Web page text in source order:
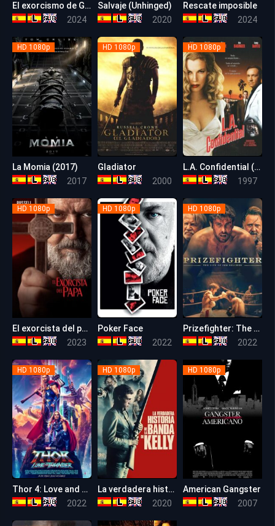
El exorcismo de Georgetown
2024
6.1
Salvaje (Unhinged)
2020
Rescate imposible
2024
5.9
HD 1080p
La Momia (2017)
2017
HD 1080p
Gladiator
2000
8.2
HD 1080p
L.A. Confidential (Los Ángeles al desnudo)
1997
6.2
HD 1080p
El exorcista del papa
2023
HD 1080p
Poker Face
2022
HD 1080p
Prizefighter: The Life of Jem Belcher
2022
HD 1080p
Thor 4: Love and Thunder
2022
HD 1080p
La verdadera historia de la banda de Kelly
2020
HD 1080p
American Gangster
2007